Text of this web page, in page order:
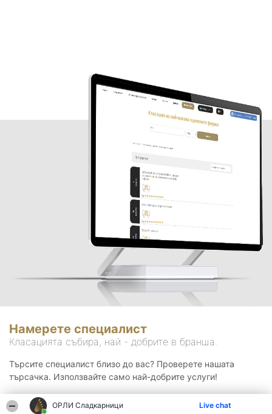
ОРЛИ Сладкарници Live chat
Намерете специалист
Класацията събира, най - добрите в бранша.
Търсите специалист близо до вас? Проверете нашата
търсачка. Използвайте само най-добрите услуги!